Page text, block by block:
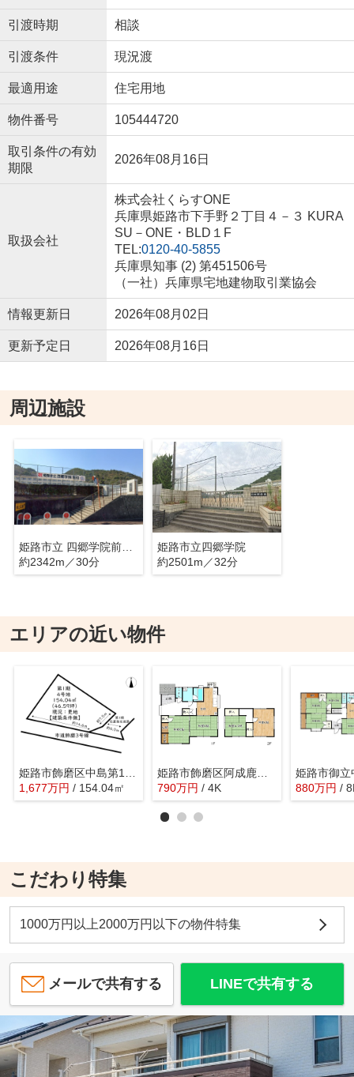
引渡時期 相談
引渡条件 現況渡
最適用途 住宅用地
物件番号 105444720
取引条件の有効
期限
2026年08月16日
取扱会社
株式会社くらすONE
兵庫県姫路市下手野２丁目４－３ KURA
SU－ONE・BLD１F
TEL:0120-40-5855
兵庫県知事 (2) 第451506号
（一社）兵庫県宅地建物取引業協会
情報更新日 2026年08月02日
更新予定日 2026年08月16日
周辺施設
姫路市立 四郷学院前期課程
約2342m／30分
姫路市立四郷学院
約2501m／32分
エリアの近い物件
1,677万円 / 154.04㎡
姫路市飾磨区阿成鹿古／中古戸建
790万円 / 4K 880万円 /
こだわり特集
1000万円以上2000万円以下の物件特集
メールで共有する LINEで共有する